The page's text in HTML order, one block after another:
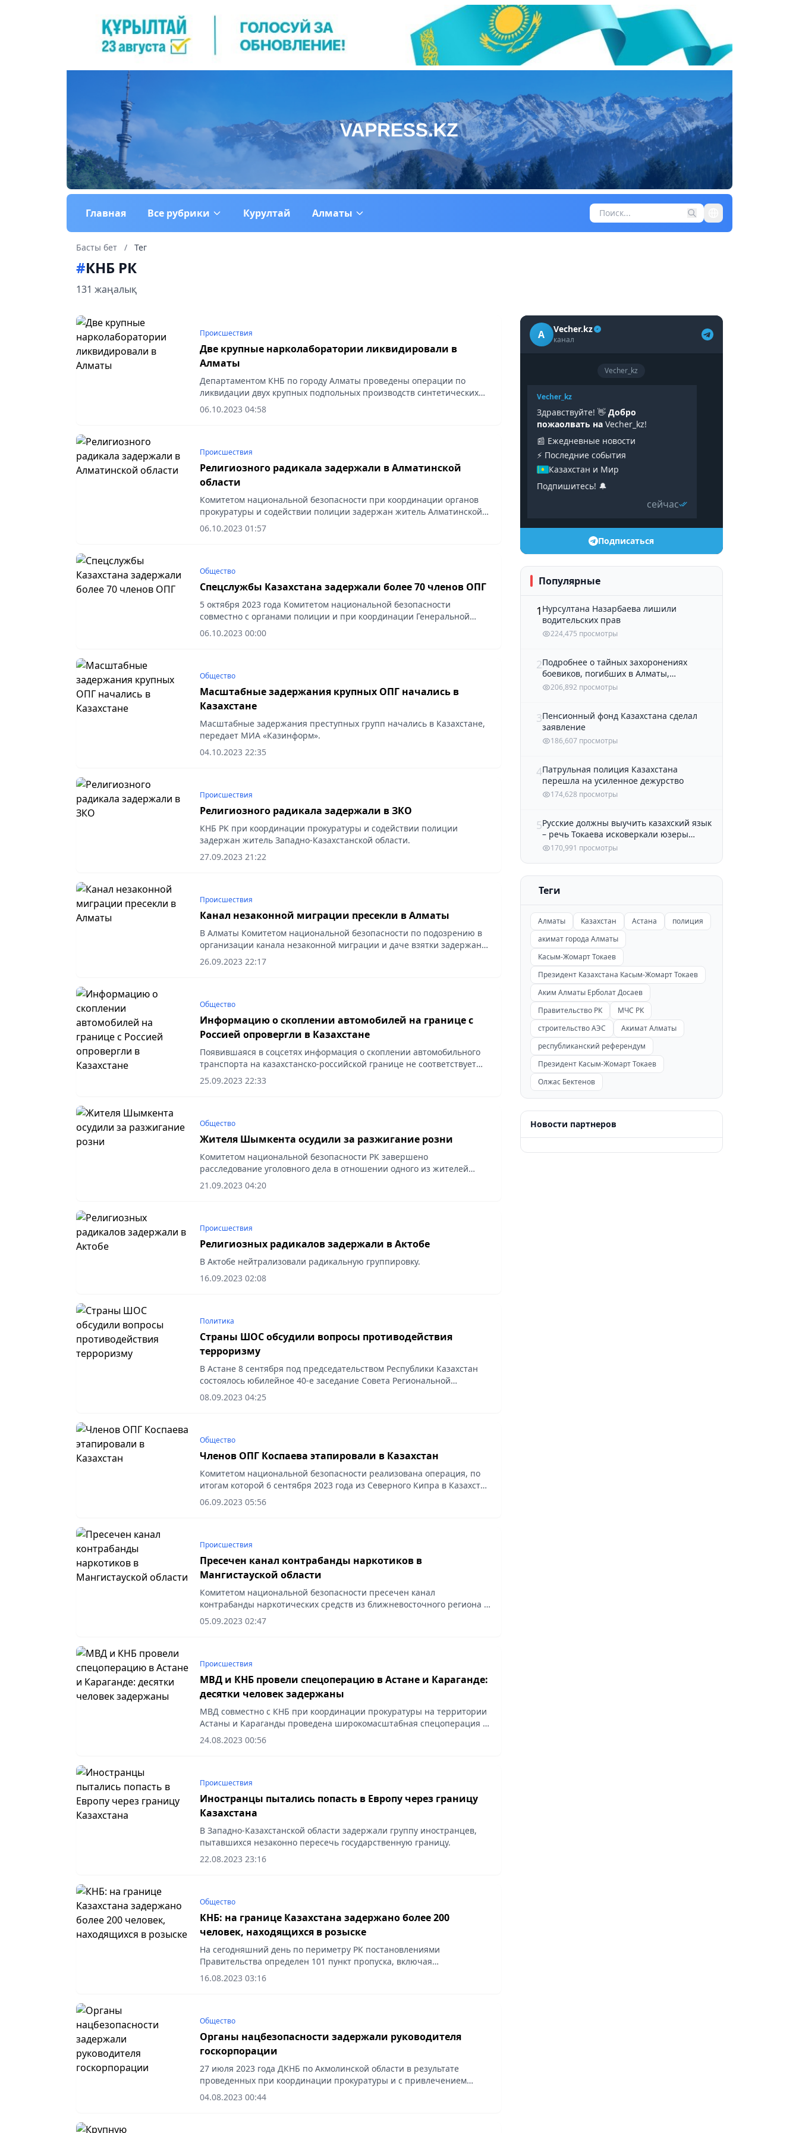
Главная Все рубрики Курултай Алматы
Басты бет / Тег
#КНБ РК
131 жаңалық
Происшествия
Две крупные нарколаборатории ликвидировали в
Алматы
Департаментом КНБ по городу Алматы проведены операции по
ликвидации двух крупных подпольных производств синтетических
наркотиков.
06.10.2023 04:58
Происшествия
Религиозного радикала задержали в Алматинской
области
Комитетом национальной безопасности при координации органов
прокуратуры и содействии полиции задержан житель Алматинской
области, подозреваемый в пропаганде идей терроризма, в том
числе...
06.10.2023 01:57
Общество
Спецслужбы Казахстана задержали более 70 членов ОПГ
5 октября 2023 года Комитетом национальной безопасности
совместно с органами полиции и при координации Генеральной
прокуратуры единовременно в области Жетысу, Жамбылской и
Туркестанской областях...
06.10.2023 00:00
Общество
Масштабные задержания крупных ОПГ начались в
Казахстане
Масштабные задержания преступных групп начались в Казахстане,
передает МИА «Казинформ».
04.10.2023 22:35
Происшествия
Религиозного радикала задержали в ЗКО
КНБ РК при координации прокуратуры и содействии полиции
задержан житель Западно-Казахстанской области.
27.09.2023 21:22
Происшествия
Канал незаконной миграции пресекли в Алматы
В Алматы Комитетом национальной безопасности по подозрению в
организации канала незаконной миграции и даче взятки задержаны
двое граждан Казахстана и иностранец.
26.09.2023 22:17
Общество
Информацию о скоплении автомобилей на границе с
Россией опровергли в Казахстане
Появившаяся в соцсетях информация о скоплении автомобильного
транспорта на казахстанско-российской границе не соответствует
действительности. Об этом сообщила пресс-служба Комитета
национальной...
25.09.2023 22:33
Общество
Жителя Шымкента осудили за разжигание розни
Комитетом национальной безопасности РК завершено
расследование уголовного дела в отношении одного из жителей
Шымкента по факту пропаганды терроризма и разжигания
религиозной розни.
21.09.2023 04:20
Происшествия
Религиозных радикалов задержали в Актобе
В Актобе нейтрализовали радикальную группировку.
16.09.2023 02:08
Политика
Страны ШОС обсудили вопросы противодействия
терроризму
В Астане 8 сентября под председательством Республики Казахстан
состоялось юбилейное 40-е заседание Совета Региональной
антитеррористической структуры Шанхайской организации
сотрудничества (РАТС ШОС).
08.09.2023 04:25
Общество
Членов ОПГ Коспаева этапировали в Казахстан
Комитетом национальной безопасности реализована операция, по
итогам которой 6 сентября 2023 года из Северного Кипра в Казахстан
доставлены семь членов преступной группировки во главе с
Елдосом...
06.09.2023 05:56
Происшествия
Пресечен канал контрабанды наркотиков в
Мангистауской области
Комитетом национальной безопасности пресечен канал
контрабанды наркотических средств из ближневосточного региона в
Казахстан через акваторию Каспия.
05.09.2023 02:47
Происшествия
МВД и КНБ провели спецоперацию в Астане и Караганде:
десятки человек задержаны
МВД совместно с КНБ при координации прокуратуры на территории
Астаны и Караганды проведена широкомасштабная спецоперация в
отношении преступной группы, негативно влияющей на
криминогенную...
24.08.2023 00:56
Происшествия
Иностранцы пытались попасть в Европу через границу
Казахстана
В Западно-Казахстанской области задержали группу иностранцев,
пытавшихся незаконно пересечь государственную границу.
22.08.2023 23:16
Общество
КНБ: на границе Казахстана задержано более 200
человек, находящихся в розыске
На сегодняшний день по периметру РК постановлениями
Правительства определен 101 пункт пропуска, включая
авиационные, морские, речные, железнодорожные, автомобильные.
16.08.2023 03:16
Общество
Органы нацбезопасности задержали руководителя
госкорпорации
27 июля 2023 года ДКНБ по Акмолинской области в результате
проведенных при координации прокуратуры и с привлечением
Национальной гвардии оперативно-следственных мероприятий
задержан один из...
04.08.2023 00:44
A Vecher.kz
канал
Vecher_kz
Vecher_kz
Здравствуйте! 👋 Добро
пожаолвать наVecher_kz!
📰 Ежедневные новости
⚡️ Последние события
Казахстан и Мир
Подпишитесь! 🔔
сейчас
Подписаться
Популярные
1 Нурсултана Назарбаева лишили
водительских прав
224,475 просмотры
2Подробнее о тайных захоронениях
боевиков, погибших в Алматы,
рассказали в полиции
206,892 просмотры
3Пенсионный фонд Казахстана сделал
заявление
186,607 просмотры
4Патрульная полиция Казахстана
перешла на усиленное дежурство
174,628 просмотры
5Русские должны выучить казахский язык
– речь Токаева исковеркали юзеры
Казнета
170,991 просмотры
Теги
Алматы Казахстан Астана
полиция
акимат города Алматы
Касым-Жомарт Токаев
Президент Казахстана Касым-Жомарт Токаев
Аким Алматы Ерболат Досаев
Правительство РК
МЧС РК
строительство АЭС
Акимат Алматы
республиканский референдум
Президент Касым-Жомарт Токаев
Олжас Бектенов
Новости партнеров